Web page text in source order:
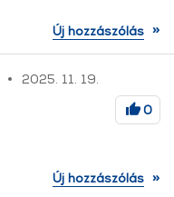
Új hozzászólás »
2025. 11. 19.
0
Új hozzászólás »